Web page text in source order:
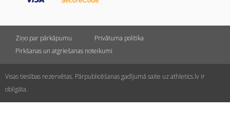
Ziņo par pārkāpumu
Privātuma politika
Pirkšanas un atgriešanas noteikumi
Visas tiesības rezervētas. Pārpublicēšanas gadījumā saite uz athletics.lv ir
obligāta.